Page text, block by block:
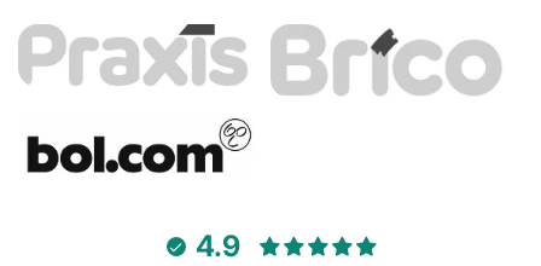
4.9